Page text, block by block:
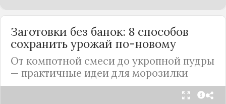
Заготовки без банок: 8 способов
сохранить урожай по-новому
От компотной смеси до укропной пудры
— практичные идеи для морозилки